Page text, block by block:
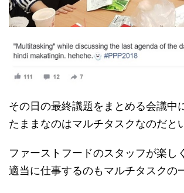
その日の最終議題をまとめる会議中
たままなのはマルチタスクなのだと
ファーストフードのスタッフが楽し
適当に仕事するのもマルチタスクの